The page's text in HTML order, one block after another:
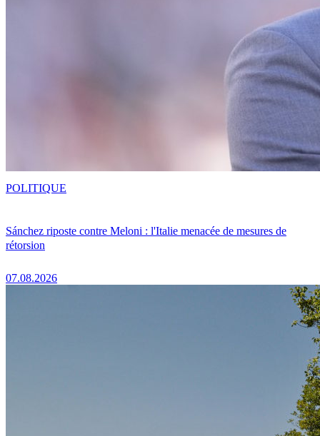
Sánchez riposte contre Meloni : l'Italie menacée de mesures de
rétorsion
07.08.2026
POLITIQUE